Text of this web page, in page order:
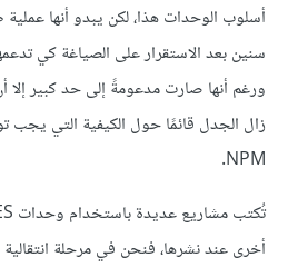
أسلوب الوحدات هذا، لكن يبدو أنها
ورغم أنها صارت مدعومةً إلى حد كبير إلا
زال الجدل قائمًا حول الكيفية التي يجب
NPM.
أخرى عند نشرها، فنحن في مرحلة